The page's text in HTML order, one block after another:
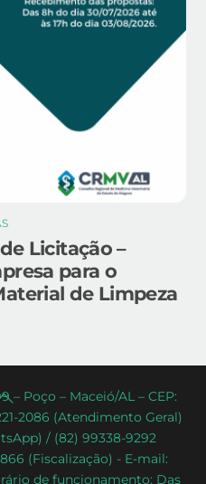
Licitação –
para o
de Limpeza
Back
To
Top
– Poço – Maceió/AL – CEP:
2086 (Atendimento Geral)
/ (82) 99338-9292
(Fiscalização) - E-mail:
de funcionamento: Das